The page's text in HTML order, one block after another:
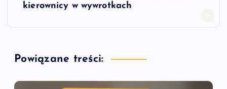
a
c
kierownicy w wywrotkach
Powiązane treści: